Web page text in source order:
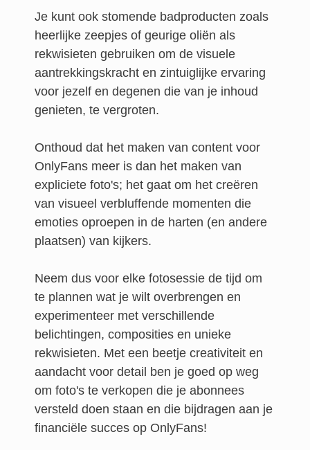
Je kunt ook stomende badproducten zoals
heerlijke zeepjes of geurige oliën als
rekwisieten gebruiken om de visuele
aantrekkingskracht en zintuiglijke ervaring
voor jezelf en degenen die van je inhoud
genieten, te vergroten.
Onthoud dat het maken van content voor
OnlyFans meer is dan het maken van
expliciete foto's; het gaat om het creëren
van visueel verbluffende momenten die
emoties oproepen in de harten (en andere
plaatsen) van kijkers.
Neem dus voor elke fotosessie de tijd om
te plannen wat je wilt overbrengen en
experimenteer met verschillende
belichtingen, composities en unieke
rekwisieten. Met een beetje creativiteit en
aandacht voor detail ben je goed op weg
om foto's te verkopen die je abonnees
versteld doen staan en die bijdragen aan je
financiële succes op OnlyFans!